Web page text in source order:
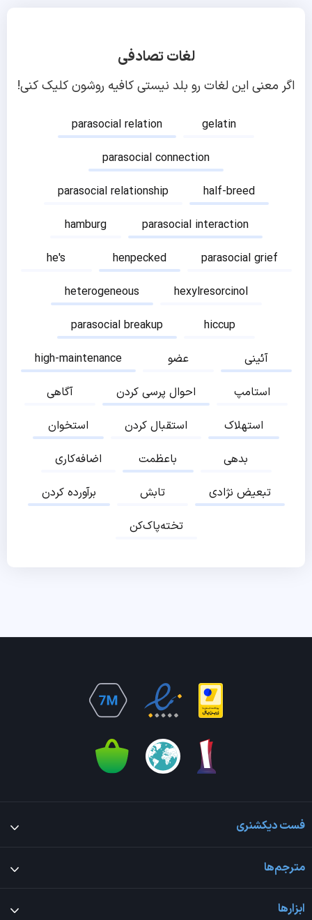
لغات تصادفی
اگر معنی این لغات رو بلد نیستی کافیه روشون کلیک کنی!
parasocial relation
gelatin
parasocial connection
parasocial relationship
half-breed
hamburg
parasocial interaction
he's
henpecked
parasocial grief
heterogeneous
hexylresorcinol
parasocial breakup
hiccup
high-maintenance
عضو
آئینی
آگاهی
احوال پرسی کردن
استامپ
استخوان
استقبال کردن
استهلاک
اضافه‌کاری
باعظمت
بدهی
برآورده کردن
تابش
تبعیض نژادی
تخته‌پاک‌کن
فست دیکشنری
مترجم‌ها
ابزارها